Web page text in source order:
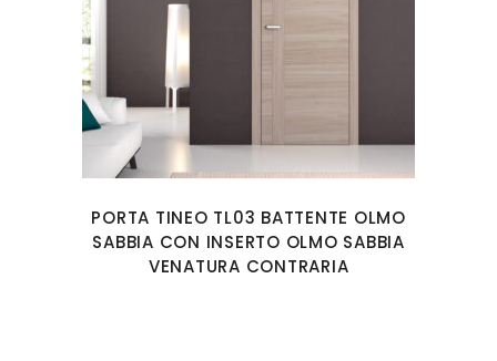
PORTA TINEO TL03 BATTENTE OLMO
SABBIA CON INSERTO OLMO SABBIA
VENATURA CONTRARIA